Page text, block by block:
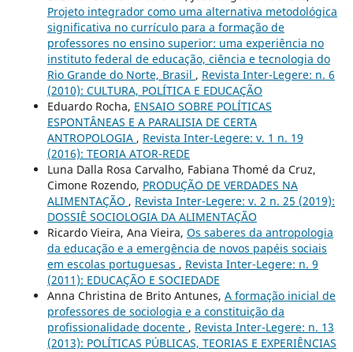
Projeto integrador como uma alternativa metodológica
significativa no currículo para a formação de
professores no ensino superior: uma experiência no
instituto federal de educação, ciência e tecnologia do
Rio Grande do Norte, Brasil , Revista Inter-Legere: n. 6
(2010): CULTURA, POLÍTICA E EDUCAÇÃO
Eduardo Rocha, ENSAIO SOBRE POLÍTICAS
ESPONTÂNEAS E A PARALISIA DE CERTA
ANTROPOLOGIA , Revista Inter-Legere: v. 1 n. 19
(2016): TEORIA ATOR-REDE
Luna Dalla Rosa Carvalho, Fabiana Thomé da Cruz,
Cimone Rozendo, PRODUÇÃO DE VERDADES NA
ALIMENTAÇÃO , Revista Inter-Legere: v. 2 n. 25 (2019):
DOSSIÊ SOCIOLOGIA DA ALIMENTAÇÃO
Ricardo Vieira, Ana Vieira, Os saberes da antropologia
da educação e a emergência de novos papéis sociais
em escolas portuguesas , Revista Inter-Legere: n. 9
(2011): EDUCAÇÃO E SOCIEDADE
Anna Christina de Brito Antunes, A formação inicial de
professores de sociologia e a constituição da
profissionalidade docente , Revista Inter-Legere: n. 13
(2013): POLÍTICAS PÚBLICAS, TEORIAS E EXPERIÊNCIAS